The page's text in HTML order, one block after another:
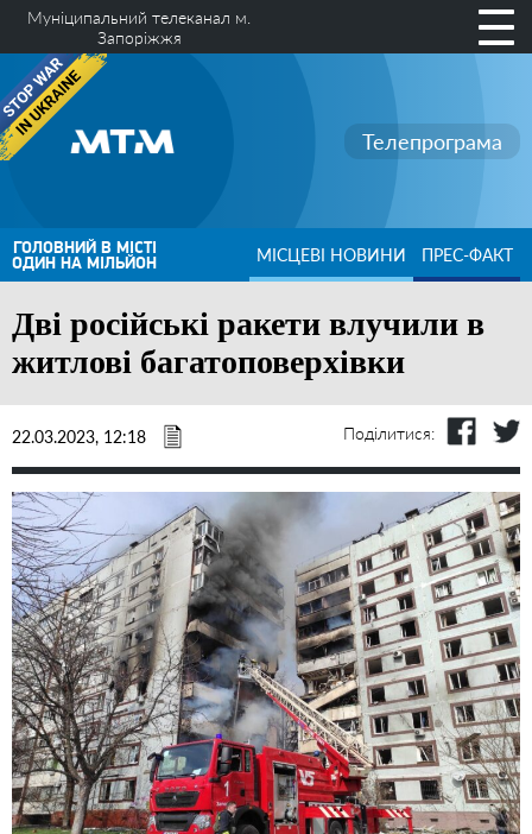
Муніципальний телеканал м.
Запоріжжя
Телепрограма
ГОЛОВНИЙ В МІСТІ
ОДИН НА МІЛЬЙОН МІСЦЕВІ НОВИНИ ПРЕС-ФАКТ
Дві російські ракети влучили в
житлові багатоповерхівки
22.03.2023, 12:18 Поділитися: